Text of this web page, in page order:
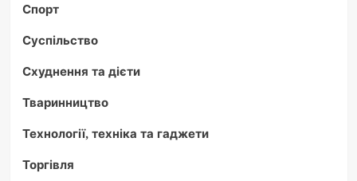
Спорт
Суспільство
Схуднення та дієти
Тваринництво
Технології, техніка та гаджети
Торгівля